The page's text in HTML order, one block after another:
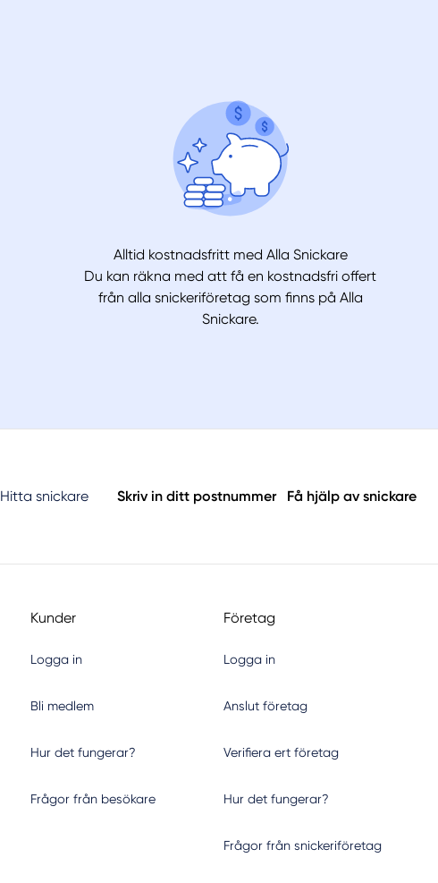
Alltid kostnadsfritt med Alla Snickare
Du kan räkna med att få en kostnadsfri offert
från alla snickeriföretag som finns på Alla
Snickare.
Hitta snickare Skriv in ditt postnummer Få hjälp av snickare
Kunder
Logga in
Bli medlem
Hur det fungerar?
Frågor från besökare
Företag
Logga in
Anslut företag
Verifiera ert företag
Hur det fungerar?
Frågor från snickeriföretag